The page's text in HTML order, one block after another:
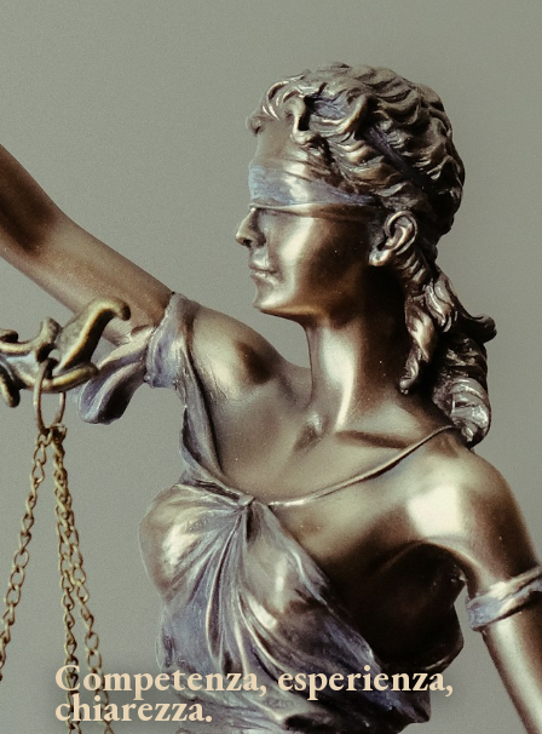
Competenza, esperienza,
chiarezza.